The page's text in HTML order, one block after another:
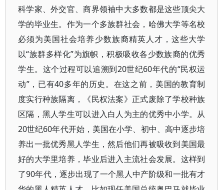
科学家、外交官、商界领袖中大多数都是这些顶尖大
学的毕业生。作为一个多族群社会，哈佛大学等名校
必须为美国社会培养少数族裔精英人才，这些大学
以“族群多样化”为旗帜，积极吸收各少数族裔的优秀
学生。这个过程可以追溯到20世纪60年代的“民权运
动”，已有40多年的历史。在这之前，美国的教育制
度实行种族隔离，《民权法案》正式废除了学校种族
区隔，黑人学生可以进入白人为主的优秀中小学。从
20世纪60年代开始，美国在小学、初中、高中逐步培
养出一批优秀黑人学生，然后他们再被吸收到美国最
好的大学里培养，毕业后进入主流社会发展。这样到
了90年代，逐步出现了一个黑人中产阶级和一批有才